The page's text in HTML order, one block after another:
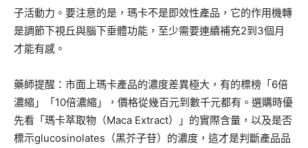
子活動力。要注意的是，瑪卡不是即效性產品，它的作用機轉
是調節下視丘與腦下垂體功能，至少需要連續補充2到3個月
才能有感。
藥師提醒：市面上瑪卡產品的濃度差異極大，有的標榜「6倍
濃縮」「10倍濃縮」，價格從幾百元到數千元都有。選購時優
先看「瑪卡萃取物（Maca Extract）」的實際含量，以及是否
標示glucosinolates（黑芥子苷）的濃度，這才是判斷產品品